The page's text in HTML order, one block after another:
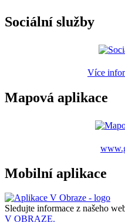
Sociální služby
Více
Mapová aplikace
Mobilní aplikace
Sledujte informace z našeho
V OBRAZE.